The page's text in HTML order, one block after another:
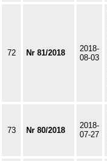
72 Nr 81/2018
2018-
08-03
73 Nr 80/2018
2018-
07-27